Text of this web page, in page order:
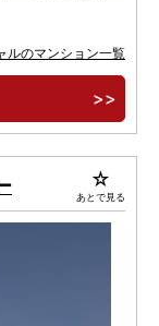
価値。
ズ」徒歩３
ルのマンション一覧
あとで見る